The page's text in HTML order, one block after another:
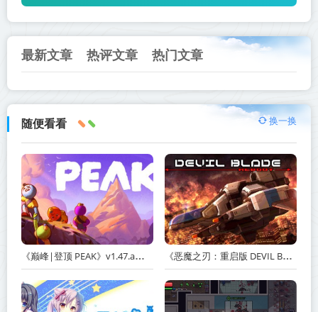
最新文章 热评文章 热门文章
随便看看 换一换
《巅峰|登顶 PEAK》v1.47.a【单机+联机】丨中文版网盘下载 《恶魔之刃：重启版 DEVIL BLADE REBOOT》v1.2.4-免安装中文版丨中文版网盘下载